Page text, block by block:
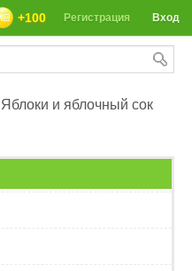
Вход
Регистрация
+100
Яблоки и яблочный сок